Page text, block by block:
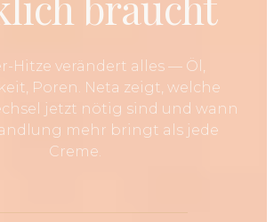
Hitze verändert alles — Öl,
Poren. Neta zeigt, welche
jetzt nötig sind und wann
mehr bringt als jede
Creme.